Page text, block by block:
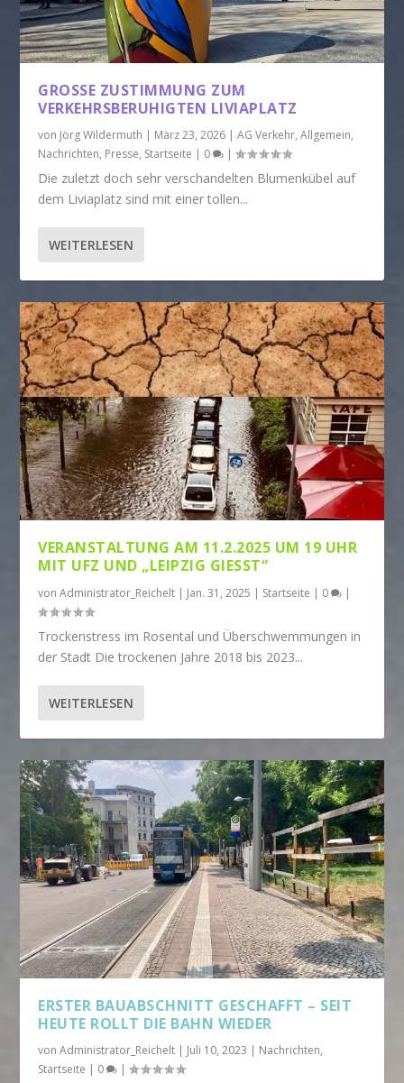
GROSSE ZUSTIMMUNG ZUM V
ERKEHRSBERUHIGTEN LIVIAPLATZ
von Jörg Wildermuth | März 23, 2026 |AG Verkehr,Allgemein,
Nachrichten, Presse, Startseite | 0 |
Die zuletzt doch sehr verschandelten Blumenkübel auf
dem Liviaplatz sind mit einer tollen...
WEITERLESEN
VERANSTALTUNG AM 11.2.2025 UM 19 UHR
MIT UFZ UND „LEIPZIG GIESST“
vonAdministrator_Reichelt | Jan. 31, 2025 | Startseite | 0 |
Trockenstress im Rosental und Überschwemmungen in
der Stadt Die trockenen Jahre 2018 bis 2023...
WEITERLESEN
ERSTER BAUABSCHNITT GESCHAFFT – SEIT
HEUTE ROLLT DIE BAHN WIEDER
vonAdministrator_Reichelt | Juli 10, 2023 | Nachrichten,
Startseite | 0 |